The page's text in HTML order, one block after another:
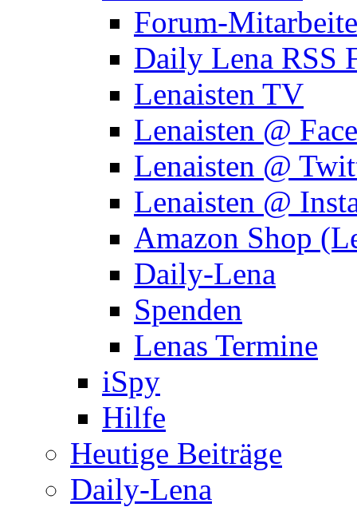
Forum-
Daily Lena RSS
Lenaisten TV
Lenaisten @
Lenaisten @
Lenaisten @
Amazon Shop
Daily-Lena
Spenden
Lenas Termine
iSpy
Hilfe
Heutige Beiträge
Daily-Lena